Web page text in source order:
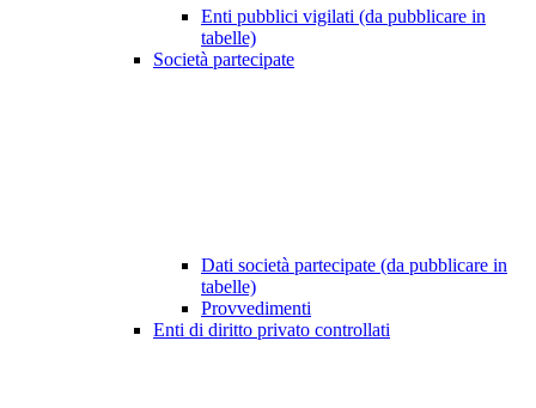
Enti pubblici vigilati (da pubblicare in
tabelle)
Società partecipate
Dati società partecipate (da pubblicare in
tabelle)
Provvedimenti
Enti di diritto privato controllati